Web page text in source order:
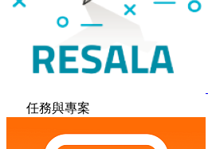
任務與專案